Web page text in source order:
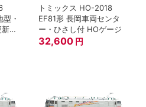
・
新
トミックス HO-2018
EF81形 長岡車両センタ
ー・ひさし付 HOゲージ
32,600 円